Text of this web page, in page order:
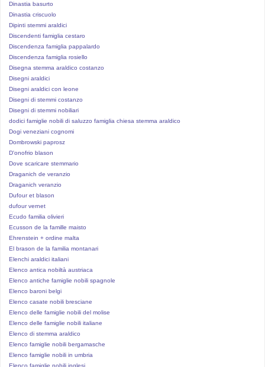
Dinastia basurto
Dinastia criscuolo
Dipinti stemmi araldici
Discendenti famiglia cestaro
Discendenza famiglia pappalardo
Discendenza famiglia rosiello
Disegna stemma araldico costanzo
Disegni araldici
Disegni araldici con leone
Disegni di stemmi costanzo
Disegni di stemmi nobiliari
dodici famiglie nobili di saluzzo famiglia chiesa stemma araldico
Dogi veneziani cognomi
Dombrowski paprosz
D'onofrio blason
Dove scaricare stemmario
Draganich de veranzio
Draganich veranzio
Dufour et blason
dufour vernet
Ecudo familia olivieri
Ecusson de la famille maisto
Ehrenstein + ordine malta
El brason de la familia montanari
Elenchi araldici italiani
Elenco antica nobiltà austriaca
Elenco antiche famiglie nobili spagnole
Elenco baroni belgi
Elenco casate nobili bresciane
Elenco delle famiglie nobili del molise
Elenco delle famiglie nobili italiane
Elenco di stemma araldico
Elenco famiglie nobili bergamasche
Elenco famiglie nobili in umbria
Elenco famiglie nobili inglesi